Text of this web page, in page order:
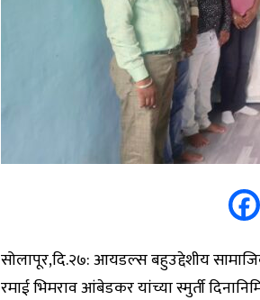
सोलापूर,दि.२७: आयडल्स बहुउद्देशीय
रमाई भिमराव आंबेडकर यांच्या स्मुर्ती